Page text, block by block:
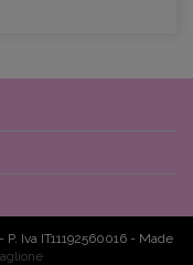
Iva IT11192560016 - Made